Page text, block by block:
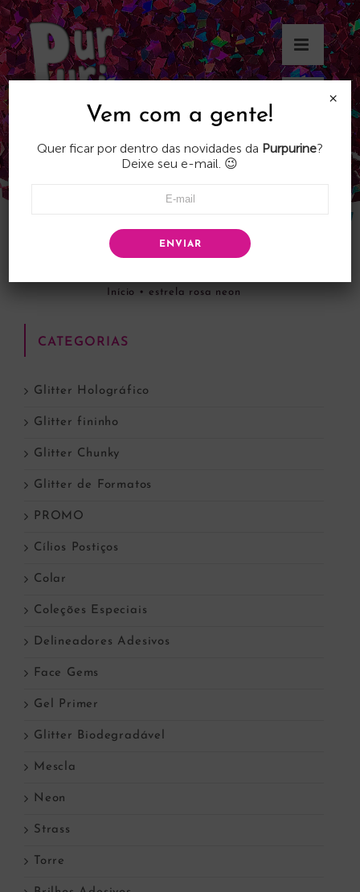
Skip
to
content
Início • estrela rosa neon
CATEGORIAS
Glitter Holográfico
Glitter fininho
Glitter Chunky
Glitter de Formatos
PROMO
Cílios Postiços
Colar
Coleções Especiais
Delineadores Adesivos
Face Gems
Gel Primer
Glitter Biodegradável
Mescla
Neon
Strass
Torre
Vem com a gente!
Quer ficar por dentro das novidades da Purpurine?
Deixe seu e-mail. 😉
ENVIAR
×